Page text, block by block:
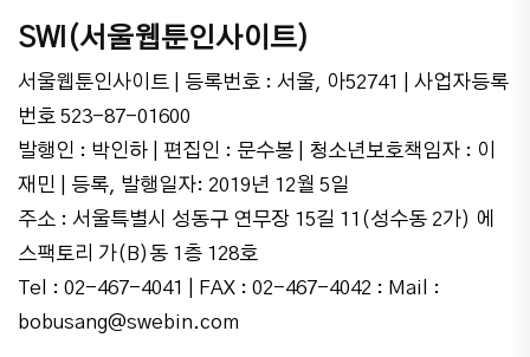
SWI(서울웹툰인사이트)
서울웹툰인사이트 | 등록번호 : 서울, 아52741 | 사업자등록
번호 523-87-01600
발행인 : 박인하 | 편집인 : 문수봉 | 청소년보호책임자 : 이
재민 | 등록, 발행일자: 2019년 12월 5일
주소 : 서울특별시 성동구 연무장 15길 11(성수동 2가) 에
스팩토리 가(B)동 1층 128호
Tel : 02-467-4041 | FAX : 02-467-4042 : Mail :
bobusang@swebin.com